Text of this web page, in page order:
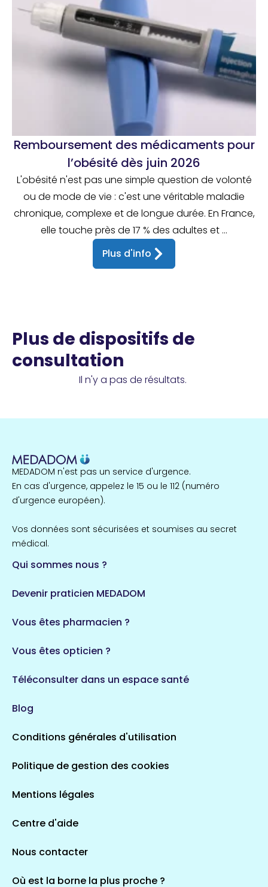
Remboursement des médicaments pour
l’obésité dès juin 2026
L'obésité n'est pas une simple question de volonté
ou de mode de vie : c'est une véritable maladie
chronique, complexe et de longue durée. En France,
elle touche près de 17 % des adultes et ...
Plus d'info
Plus de dispositifs de
consultation
Il n'y a pas de résultats.
MEDADOM n'est pas un service d'urgence.
En cas d'urgence, appelez le 15 ou le 112 (numéro
d'urgence européen).
Vos données sont sécurisées et soumises au secret
médical.
Qui sommes nous ?
Devenir praticien MEDADOM
Vous êtes pharmacien ?
Vous êtes opticien ?
Téléconsulter dans un espace santé
Blog
Conditions générales d'utilisation
Politique de gestion des cookies
Mentions légales
Centre d'aide
Nous contacter
Où est la borne la plus proche ?